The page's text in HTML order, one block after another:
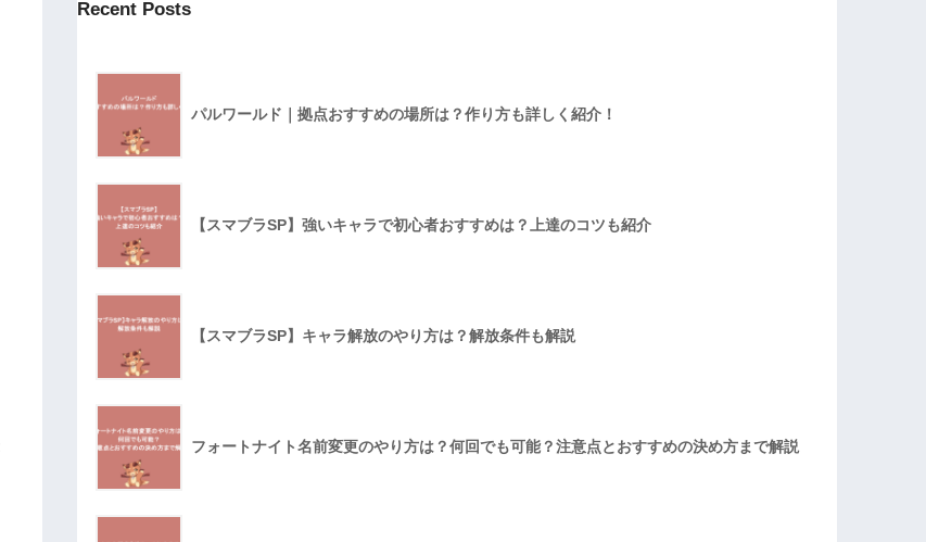
Recent Posts
パルワールド｜拠点おすすめの場所は？作り方も詳しく紹介！
【スマブラSP】強いキャラで初心者おすすめは？上達のコツも紹介
【スマブラSP】キャラ解放のやり方は？解放条件も解説
フォートナイト名前変更のやり方は？何回でも可能？注意点とおすすめの決め方まで解説